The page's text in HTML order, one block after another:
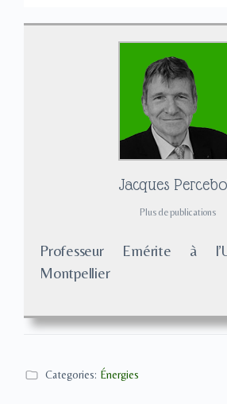
Jacques
Plus de publications
Professeur Emérite à
Montpellier
Categories: Énergies